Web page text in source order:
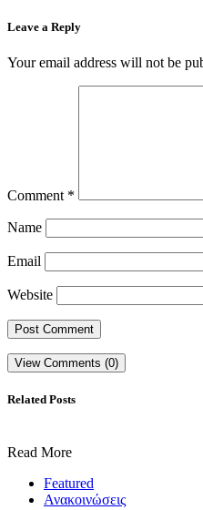
Leave a Reply
Your email address will not be
Comment *
Name
Email
Website
View Comments (0)
Related Posts
Read More
Featured
Ανακοινώσεις